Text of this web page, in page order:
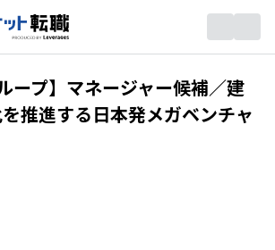
ープ】マネージャー候補／建
推進する日本発メガベンチャ